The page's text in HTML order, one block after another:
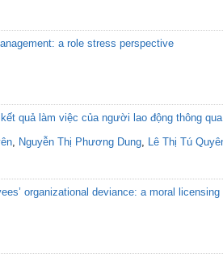
a role stress perspective
quả làm việc của người lao động thông
, Nguyễn Thị Phương Dung, Lê Thị Tú
organizational deviance: a moral